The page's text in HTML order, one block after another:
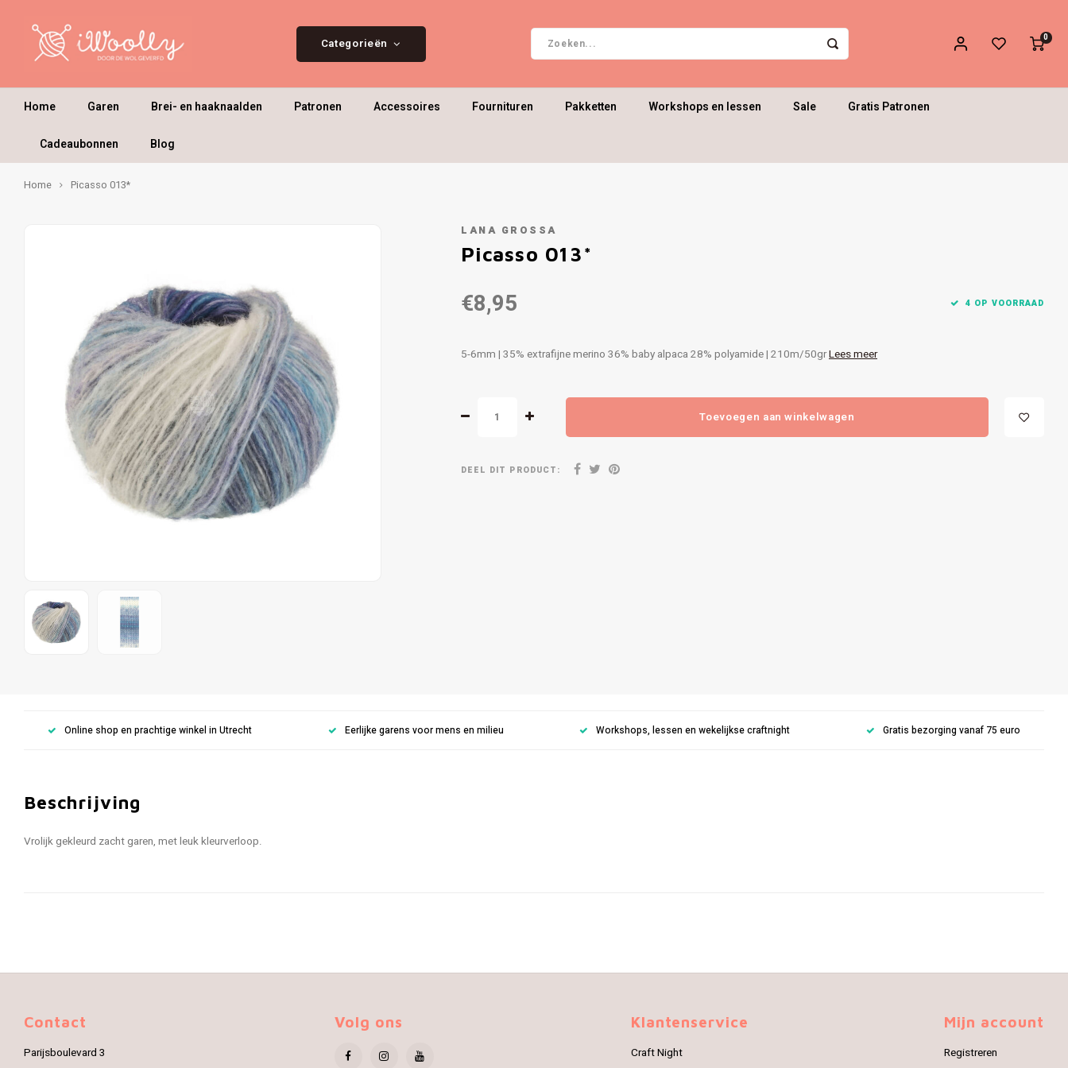
Categorieën 0
Home Garen Brei- en haaknaalden Patronen Accessoires Fournituren Pakketten Workshops en lessen Sale Gratis Patronen
Cadeaubonnen Blog
Home Picasso 013*
LANA GROSSA
Picasso 013*
€8,95 4 OP VOORRAAD
5-6mm | 35% extrafijne merino 36% baby alpaca 28% polyamide | 210m/50grLees meer
Toevoegen aan winkelwagen
DEEL DIT PRODUCT:
Online shop en prachtige winkel in Utrecht Eerlijke garens voor mens en milieu Workshops, lessen en wekelijkse craftnight Gratis bezorging vanaf 75 euro
Beschrijving
Vrolijk gekleurd zacht garen, met leuk kleurverloop.
Contact
Parijsboulevard 3
Volg ons Klantenservice
Craft Night
Mijn account
Registreren